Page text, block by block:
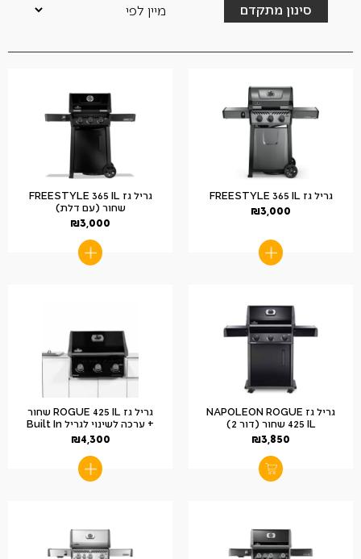
סינון מתקדם
גריל גז FREESTYLE 365 IL
₪3,000
גריל גז FREESTYLE 365 IL
שחור (עם דלת)
₪3,000
גריל גז NAPOLEON ROGUE
425 IL שחור (דור 2)
₪3,850
גריל גז ROGUE 425 IL שחור
+ ערכה לשינוי לגריל Built In
₪4,300